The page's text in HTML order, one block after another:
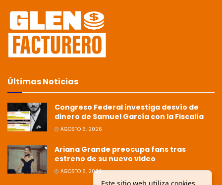
Últimas Noticias
Congreso Federal investiga desvío de
dinero de Samuel García con la Fiscalía
AGOSTO 6, 2026
Ariana Grande preocupa fans tras
estreno de su nuevo video
AGOSTO 6, 2026
Este sitio web utiliza cookies